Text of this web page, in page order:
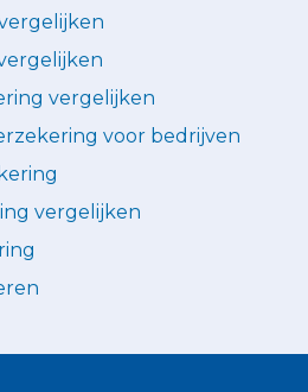
vergelijken
voor bedrijven
vergelijken